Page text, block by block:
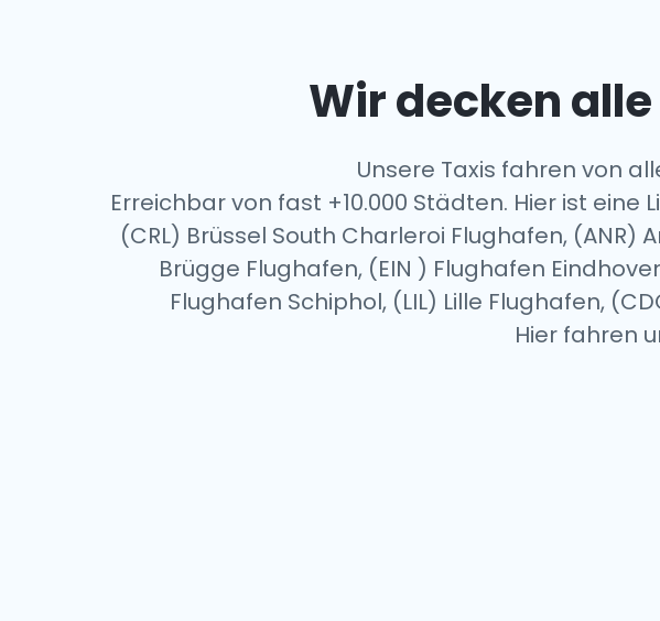
Wir decken
Unsere Taxis fahren von
Erreichbar von fast +10.000 Städten. Hier ist
(CRL) Brüssel South Charleroi Flughafen,
Brügge Flughafen, (EIN ) Flughafen
Flughafen Schiphol, (LIL) Lille Flughafen,
Hier fahren